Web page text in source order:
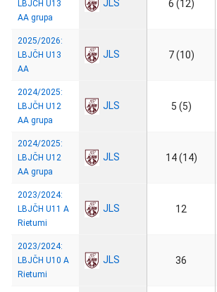
LBJČH U13
AA grupa
JLS 6 (12)
2025/2026:
LBJČH U13
AA
JLS 7 (10)
2024/2025:
LBJČH U12
AA grupa
JLS 5 (5)
2024/2025:
LBJČH U12
AA grupa
JLS 14 (14)
2023/2024:
LBJČH U11 A
Rietumi
JLS 12
2023/2024:
LBJČH U10 A
Rietumi
JLS 36